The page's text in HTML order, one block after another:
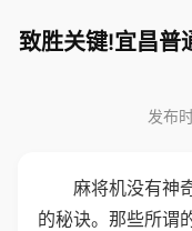
致胜关键!宜昌普
发布
麻将机没有神
的秘诀。那些所谓